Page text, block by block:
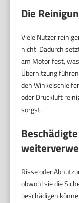
Die
Viele Nutzer
nicht. Dadurch
am Motor fest,
Überhitzung
den
oder Druckluft
sorgst.
Risse oder
obwohl sie die
beschädigen